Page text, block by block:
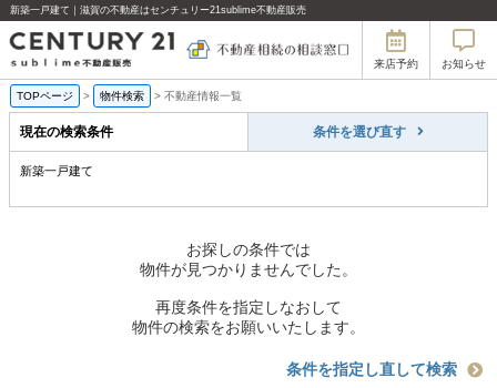
新築一戸建て｜滋賀の不動産はセンチュリー21sublime不動産販売
来店予約 お知らせ
TOPページ > 物件検索 > 不動産情報一覧
現在の検索条件 条件を選び直す
新築一戸建て
お探しの条件では
物件が見つかりませんでした。
再度条件を指定しなおして
物件の検索をお願いいたします。
条件を指定し直して検索